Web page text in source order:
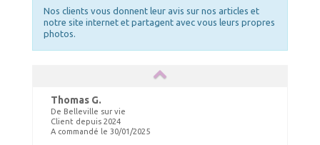
Ajout panier Ajout panier
Nos clients vous donnent leur avis sur nos articles et
notre site internet et partagent avec vous leurs propres
photos.
Thomas G.
De Belleville sur vie
Client depuis 2024
A commandé le 30/01/2025